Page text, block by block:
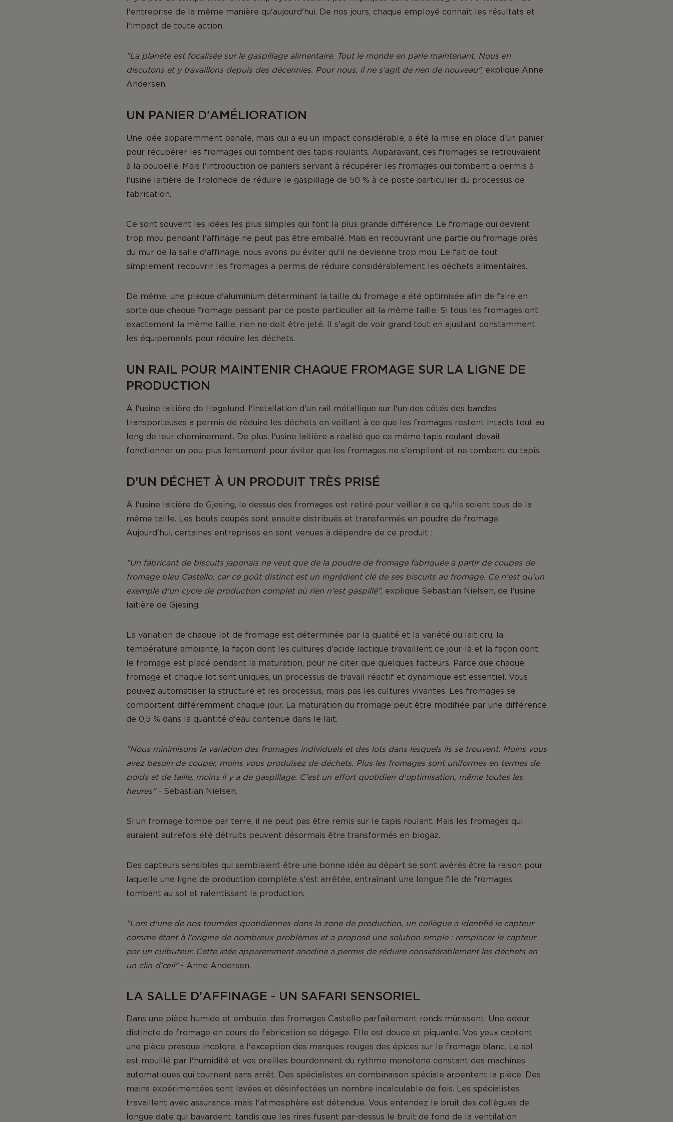
l'entreprise de la même manière qu'aujourd'hui. De nos jours, chaque employé connaît les résultats et
l'impact de toute action.
"La planète est focalisée sur le gaspillage alimentaire. Tout le monde en parle maintenant. Nous en
discutons et y travaillons depuis des décennies. Pour nous, il ne s'agit de rien de nouveau", explique Anne
Andersen.
UN PANIER D'AMÉLIORATION
Une idée apparemment banale, mais qui a eu un impact considérable, a été la mise en place d'un panier
pour récupérer les fromages qui tombent des tapis roulants. Auparavant, ces fromages se retrouvaient
à la poubelle. Mais l'introduction de paniers servant à récupérer les fromages qui tombent a permis à
l'usine laitière de Troldhede de réduire le gaspillage de 50 % à ce poste particulier du processus de
fabrication.
Ce sont souvent les idées les plus simples qui font la plus grande différence. Le fromage qui devient
trop mou pendant l'affinage ne peut pas être emballé. Mais en recouvrant une partie du fromage près
du mur de la salle d'affinage, nous avons pu éviter qu'il ne devienne trop mou. Le fait de tout
simplement recouvrir les fromages a permis de réduire considérablement les déchets alimentaires.
De même, une plaque d'aluminium déterminant la taille du fromage a été optimisée afin de faire en
sorte que chaque fromage passant par ce poste particulier ait la même taille. Si tous les fromages ont
exactement la même taille, rien ne doit être jeté. Il s'agit de voir grand tout en ajustant constamment
les équipements pour réduire les déchets.
UN RAIL POUR MAINTENIR CHAQUE FROMAGE SUR LA LIGNE DE
PRODUCTION
À l'usine laitière de Høgelund, l'installation d'un rail métallique sur l'un des côtés des bandes
transporteuses a permis de réduire les déchets en veillant à ce que les fromages restent intacts tout au
long de leur cheminement. De plus, l'usine laitière a réalisé que ce même tapis roulant devait
fonctionner un peu plus lentement pour éviter que les fromages ne s'empilent et ne tombent du tapis.
D'UN DÉCHET À UN PRODUIT TRÈS PRISÉ
À l'usine laitière de Gjesing, le dessus des fromages est retiré pour veiller à ce qu'ils soient tous de la
même taille. Les bouts coupés sont ensuite distribués et transformés en poudre de fromage.
Aujourd'hui, certaines entreprises en sont venues à dépendre de ce produit :
"Un fabricant de biscuits japonais ne veut que de la poudre de fromage fabriquée à partir de coupes de
fromage bleu Castello, car ce goût distinct est un ingrédient clé de ses biscuits au fromage. Ce n'est qu'un
exemple d'un cycle de production complet où rien n'est gaspillé", explique Sebastian Nielsen, de l'usine
laitière de Gjesing.
La variation de chaque lot de fromage est déterminée par la qualité et la variété du lait cru, la
température ambiante, la façon dont les cultures d'acide lactique travaillent ce jour-là et la façon dont
le fromage est placé pendant la maturation, pour ne citer que quelques facteurs. Parce que chaque
fromage et chaque lot sont uniques, un processus de travail réactif et dynamique est essentiel. Vous
pouvez automatiser la structure et les processus, mais pas les cultures vivantes. Les fromages se
comportent différemment chaque jour. La maturation du fromage peut être modifiée par une différence
de 0,5 % dans la quantité d'eau contenue dans le lait.
"Nous minimisons la variation des fromages individuels et des lots dans lesquels ils se trouvent. Moins vous
avez besoin de couper, moins vous produisez de déchets. Plus les fromages sont uniformes en termes de
poids et de taille, moins il y a de gaspillage. C'est un effort quotidien d'optimisation, même toutes les
heures"- Sebastian Nielsen.
Si un fromage tombe par terre, il ne peut pas être remis sur le tapis roulant. Mais les fromages qui
auraient autrefois été détruits peuvent désormais être transformés en biogaz.
Des capteurs sensibles qui semblaient être une bonne idée au départ se sont avérés être la raison pour
laquelle une ligne de production complète s'est arrêtée, entraînant une longue file de fromages
tombant au sol et ralentissant la production.
"Lors d'une de nos tournées quotidiennes dans la zone de production, un collègue a identifié le capteur
comme étant à l'origine de nombreux problèmes et a proposé une solution simple : remplacer le capteur
par un culbuteur. Cette idée apparemment anodine a permis de réduire considérablement les déchets en
un clin d'œil"- Anne Andersen.
LA SALLE D'AFFINAGE - UN SAFARI SENSORIEL
Dans une pièce humide et embuée, des fromages Castello parfaitement ronds mûrissent. Une odeur
distincte de fromage en cours de fabrication se dégage. Elle est douce et piquante. Vos yeux captent
une pièce presque incolore, à l'exception des marques rouges des épices sur le fromage blanc. Le sol
est mouillé par l'humidité et vos oreilles bourdonnent du rythme monotone constant des machines
automatiques qui tournent sans arrêt. Des spécialistes en combinaison spéciale arpentent la pièce. Des
mains expérimentées sont lavées et désinfectées un nombre incalculable de fois. Les spécialistes
travaillent avec assurance, mais l'atmosphère est détendue. Vous entendez le bruit des collègues de
longue date qui bavardent, tandis que les rires fusent par-dessus le bruit de fond de la ventilation